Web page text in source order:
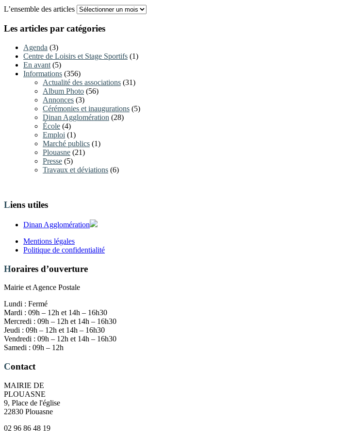
L’ensemble des articles
Les articles par catégories
Agenda (3)
Centre de Loisirs et Stage Sportifs (1)
En avant (5)
Informations (356)
Actualité des associations (31)
Album Photo (56)
Annonces (3)
Cérémonies et inaugurations (5)
Dinan Agglomération (28)
École (4)
Emploi (1)
Marché publics (1)
Plouasne (21)
Presse (5)
Travaux et déviations (6)
Liens utiles
Dinan Agglomération
Mentions légales
Politique de confidentialité
Horaires d’ouverture
Mairie et Agence Postale
Lundi : Fermé
Mardi : 09h – 12h et 14h – 16h30
Mercredi : 09h – 12h et 14h – 16h30
Jeudi : 09h – 12h et 14h – 16h30
Vendredi : 09h – 12h et 14h – 16h30
Samedi : 09h – 12h
Contact
MAIRIE DE
PLOUASNE
9, Place de l'église
22830 Plouasne
02 96 86 48 19